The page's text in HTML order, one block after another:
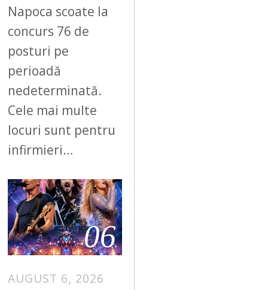
Napoca scoate la
concurs 76 de
posturi pe
perioadă
nedeterminată.
Cele mai multe
locuri sunt pentru
infirmieri…
06
AUGUST 6, 2026